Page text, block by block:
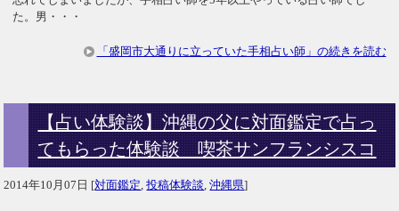
た。男・・・
「盛岡市大通りに立っていた手相占い師」の続きを読む
【占い体験談】沖縄の父に対面鑑定で占っ
てもらった体験談 喫茶サンフランシスコ
2014年10月07日 [対面鑑定 ,投稿体験談 ,沖縄県]